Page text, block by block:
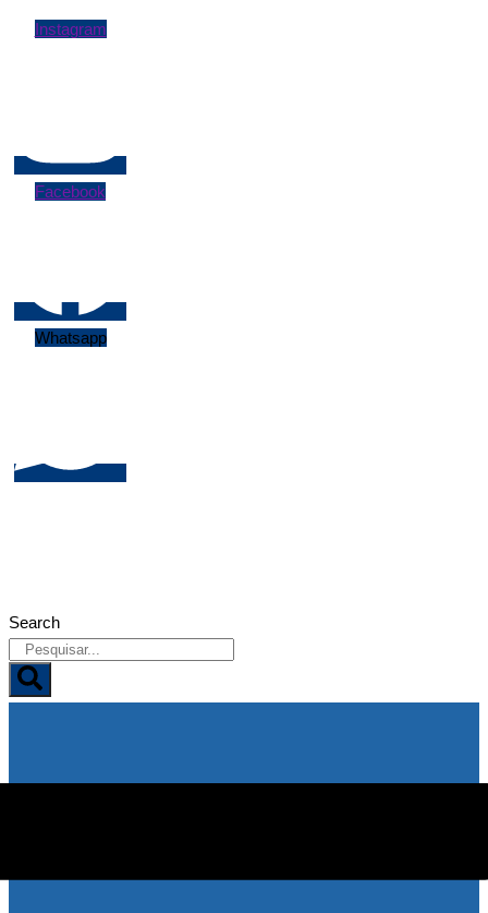
Instagram
Facebook
Whatsapp
Search